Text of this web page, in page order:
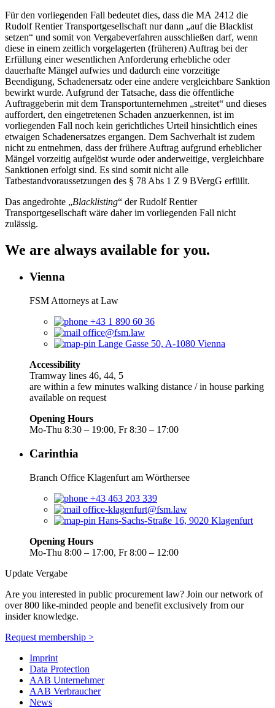
Für den vorliegenden Fall bedeutet dies, dass die MA 2412 die
Rudolf Rentier Transportgesellschaft nur dann „auf die Blacklist
setzen“ und somit von Vergabeverfahren ausschließen darf, wenn
diese in einem zeitlich vorgelagerten (früheren) Auftrag bei der
Erfüllung einer wesentlichen Anforderung erhebliche oder
dauerhafte Mängel aufwies und dadurch eine vorzeitige
Beendigung, Schadenersatz oder eine andere vergleichbare Sanktion
bewirkt wurde. Aufgrund der Tatsache, dass die öffentliche
Auftraggeberin mit dem Transportunternehmen „streitet“ und dieses
auffordert, den eingetretenen Schaden anzuerkennen, ist im
vorliegenden Fall noch kein gerichtliches Urteil hinsichtlich eines
etwaigen Schadenersatzes ergangen. Dem Sachverhalt ist zudem
nicht zu entnehmen, dass der frühere Auftrag aufgrund erheblicher
Mängel vorzeitig aufgelöst wurde oder anderweitige, vergleichbare
Sanktionen erfolgt sind. Es sind somit nicht alle
Tatbestandvoraussetzungen des § 78 Abs 1 Z 9 BVergG erfüllt.
Das angedrohte „Blacklisting“ der Rudolf Rentier
Transportgesellschaft wäre daher im vorliegenden Fall nicht
zulässig.
We are always available for you.
Vienna
FSM Attorneys at Law
+43 1 890 60 36
office@fsm.law
Lange Gasse 50, A-1080 Vienna
Accessibility
Tramway lines 46, 44, 5
are within a few minutes walking distance / in house parking
available on request
Opening Hours
Mo-Thu 8:30 – 19:00, Fr 8:30 – 17:00
Carinthia
Branch Office Klagenfurt am Wörthersee
+43 463 203 339
office-klagenfurt@fsm.law
Hans-Sachs-Straße 16, 9020 Klagenfurt
Opening Hours
Mo-Thu 8:00 – 17:00, Fr 8:00 – 12:00
Update Vergabe
Are you interested in public procurement law? Join our network of
over 800 like-minded people and benefit exclusively from our
insider knowledge.
Request membership >
Imprint
Data Protection
AAB Unternehmer
AAB Verbraucher
News